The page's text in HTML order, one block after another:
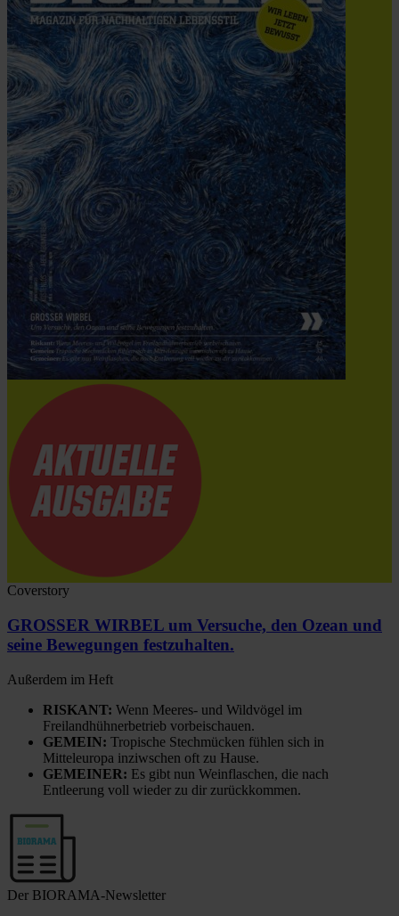
Coverstory
GROSSER WIRBEL um Versuche, den Ozean und
seine Bewegungen festzuhalten.
Außerdem im Heft
RISKANT: Wenn Meeres- und Wildvögel im
Freilandhühnerbetrieb vorbeischauen.
GEMEIN: Tropische Stechmücken fühlen sich in
Mitteleuropa inziwschen oft zu Hause.
GEMEINER: Es gibt nun Weinflaschen, die nach
Entleerung voll wieder zu dir zurückkommen.
Der BIORAMA-Newsletter